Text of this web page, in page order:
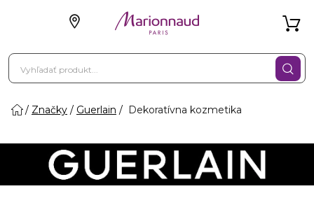
Značky Guerlain Dekoratívna kozmetika